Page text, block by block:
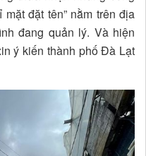
đặt tên” nằm trên địa
đang quản lý. Và hiện
ý kiến thành phố Đà Lạt